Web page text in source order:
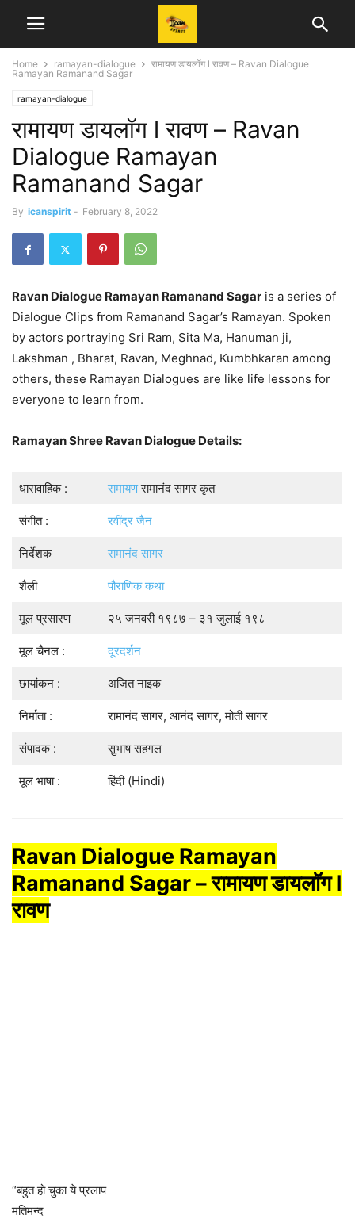
Home ramayan-dialogue
रामायण डायलॉग l रावण – Ravan Dialogue
Ramayan Ramanand Sagar
ramayan-dialogue
रामायण डायलॉग l रावण – Ravan
Dialogue Ramayan
Ramanand Sagar
By icanspirit - February 8, 2022
Ravan Dialogue Ramayan Ramanand Sagar is a series of
Dialogue Clips from Ramanand Sagar’s Ramayan. Spoken
by actors portraying Sri Ram, Sita Ma, Hanuman ji,
Lakshman , Bharat, Ravan, Meghnad, Kumbhkaran among
others, these Ramayan Dialogues are like life lessons for
everyone to learn from.
Ramayan Shree Ravan Dialogue Details:
धारावाहिक : रामायणरामानंद सागर कृत
संगीत : रवींद्र जैन
निर्देशक रामानंद सागर
शैली पौराणिक कथा
मूल प्रसारण २५ जनवरी १९८७ – ३१ जुलाई १९८
मूल चैनल : दूरदर्शन
छायांकन : अजित नाइक
निर्माता : रामानंद सागर, आनंद सागर, मोती सागर
संपादक : सुभाष सहगल
मूल भाषा : हिंदी (Hindi)
Ravan Dialogue Ramayan
Ramanand Sagar – रामायण डायलॉग l
रावण
“बहुत हो चुका ये प्रलाप
मतिमन्द